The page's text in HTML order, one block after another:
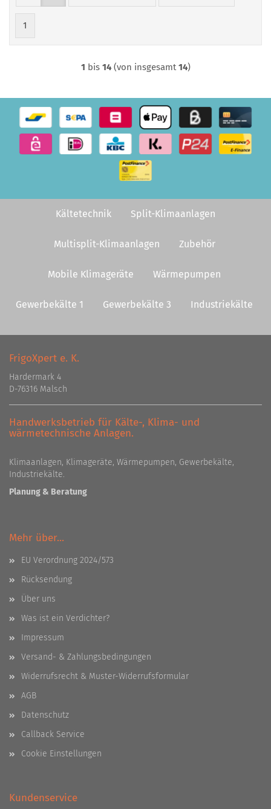
1
1 bis 14(von insgesamt14)
Kältetechnik Split-Klimaanlagen
Multisplit-Klimaanlagen Zubehör
Mobile Klimageräte Wärmepumpen
Gewerbekälte 1 Gewerbekälte 3 Industriekälte
FrigoXpert e. K.
Hardermark 4
D-76316 Malsch
Handwerksbetrieb für Kälte-, Klima- und
wärmetechnische Anlagen.
Klimaanlagen, Klimageräte, Wärmepumpen, Gewerbekälte,
Industriekälte.
Planung & Beratung
Mehr über...
EU Verordnung 2024/573
Rücksendung
Über uns
Was ist ein Verdichter?
Impressum
Versand- & Zahlungsbedingungen
Widerrufsrecht & Muster-Widerrufsformular
AGB
Datenschutz
Callback Service
Cookie Einstellungen
Kundenservice